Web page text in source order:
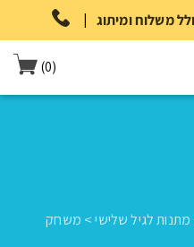
|
(0)
מתנות לגיל שלישי> משחק